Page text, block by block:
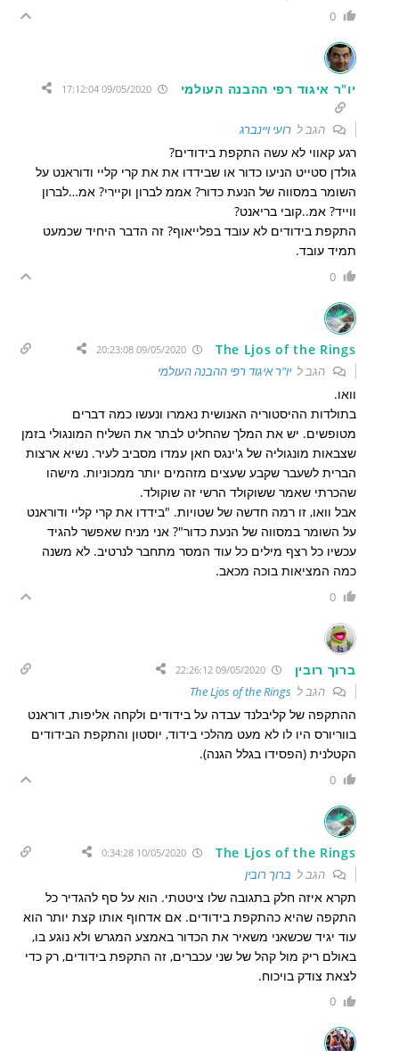
0
יו"ר איגוד רפי ההבנה העולמי 09/05/2020 17:12:04
הגב לרועי ויינברג
רגע קאווי לא עשה התקפת בידודים?
גולדן סטייט הניעו כדור או שבידדו את את קרי קליי ודוראנט על
השומר במסווה של הנעת כדור? אממ לברון וקיירי? אמ…לברון
ווייד? אמ..קובי בריאנט?
התקפת בידודים לא עובד בפלייאוף? זה הדבר היחיד שכמעט
תמיד עובד.
0
The Ljos of the Rings
09/05/2020 20:23:08
הגב ליו"ר איגוד רפי ההבנה העולמי
וואו.
בתולדות ההיסטוריה האנושית נאמרו ונעשו כמה דברים
מטופשים. יש את המלך שהחליט לבתר את השליח המונגולי בזמן
שצבאות מונגוליה של ג'ינגס חאן עמדו מסביב לעיר. נשיא ארצות
הברית לשעבר שקבע שעצים מזהמים יותר ממכוניות. מישהו
שהכרתי שאמר ששוקולד הרשי זה שוקולד.
אבל וואו, זו רמה חדשה של שטויות. "בידדו את קרי קליי ודוראנט
על השומר במסווה של הנעת כדור"? אני מניח שאפשר להגיד
עכשיו כל רצף מילים כל עוד המסר מתחבר לנרטיב. לא משנה
כמה המציאות בוכה מכאב.
0
ברוך רובין 09/05/2020 22:26:12
הגב לThe Ljos of the Rings
ההתקפה של קליבלנד עבדה על בידודים ולקחה אליפות, דוראנט
בווריורס היו לו לא מעט מהלכי בידוד, יוסטון והתקפת הבידודים
הקטלנית (הפסידו בגלל הגנה).
0
The Ljos of the Rings
10/05/2020 0:34:28
הגב ל ברוך רובין
תקרא איזה חלק בתגובה שלו ציטטתי. הוא על סף להגדיר כל
התקפה שהיא כהתקפת בידודים. אם אדחוף אותו קצת יותר הוא
עוד יגיד שכשאני משאיר את הכדור באמצע המגרש ולא נוגע בו,
באולם ריק מול קהל של שני עכברים, זה התקפת בידודים, רק כדי
לצאת צודק בויכוח.
0